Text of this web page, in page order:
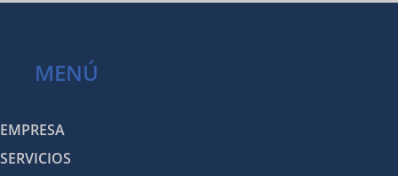
MENÚ
EMPRESA
SERVICIOS